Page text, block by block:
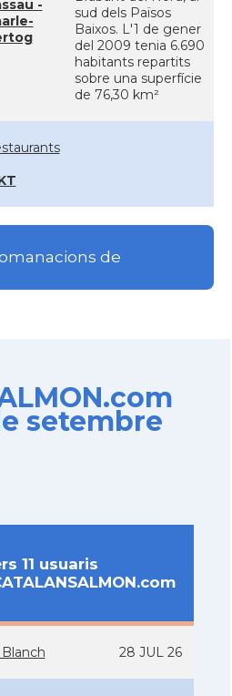
-
sud dels Països
Baixos. L'1 de gener
del 2009 tenia 6.690
habitants repartits
sobre una superfície
de 76,30 km²
de
setembre
11 usuaris
28 JUL 26